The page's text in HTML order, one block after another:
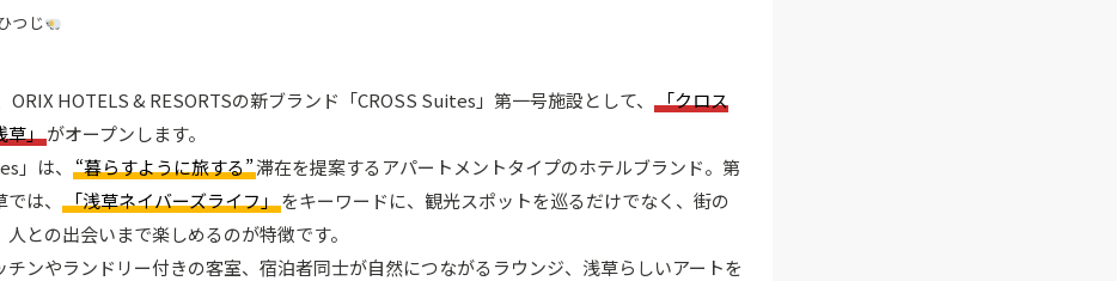
つじ
ORIX HOTELS & RESORTSの新ブランド「CROSS Suites」第一号施設として、 「クロス
草」がオープンします。
」は、 “暮らすように旅する”滞在を提案するアパートメントタイプのホテルブランド。第
は、 「浅草ネイバーズライフ」をキーワードに、観光スポットを巡るだけでなく、街の
との出会いまで楽しめるのが特徴です。
チンやランドリー付きの客室、宿泊者同士が自然につながるラウンジ、浅草らしいアートを